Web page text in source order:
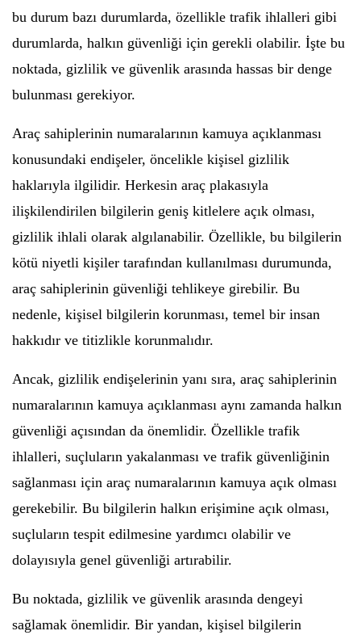
bu durum bazı durumlarda, özellikle trafik ihlalleri gibi
durumlarda, halkın güvenliği için gerekli olabilir. İşte bu
noktada, gizlilik ve güvenlik arasında hassas bir denge
bulunması gerekiyor.
Araç sahiplerinin numaralarının kamuya açıklanması
konusundaki endişeler, öncelikle kişisel gizlilik
haklarıyla ilgilidir. Herkesin araç plakasıyla
ilişkilendirilen bilgilerin geniş kitlelere açık olması,
gizlilik ihlali olarak algılanabilir. Özellikle, bu bilgilerin
kötü niyetli kişiler tarafından kullanılması durumunda,
araç sahiplerinin güvenliği tehlikeye girebilir. Bu
nedenle, kişisel bilgilerin korunması, temel bir insan
hakkıdır ve titizlikle korunmalıdır.
Ancak, gizlilik endişelerinin yanı sıra, araç sahiplerinin
numaralarının kamuya açıklanması aynı zamanda halkın
güvenliği açısından da önemlidir. Özellikle trafik
ihlalleri, suçluların yakalanması ve trafik güvenliğinin
sağlanması için araç numaralarının kamuya açık olması
gerekebilir. Bu bilgilerin halkın erişimine açık olması,
suçluların tespit edilmesine yardımcı olabilir ve
dolayısıyla genel güvenliği artırabilir.
Bu noktada, gizlilik ve güvenlik arasında dengeyi
sağlamak önemlidir. Bir yandan, kişisel bilgilerin